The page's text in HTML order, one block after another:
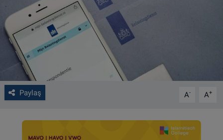
Paylaş A- A+
CONTACT
Çerez Politikası